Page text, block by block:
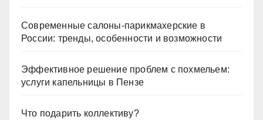
Современные салоны-парикмахерские в
России: тренды, особенности и возможности
Эффективное решение проблем с похмельем:
услуги капельницы в Пензе
Что подарить коллективу?